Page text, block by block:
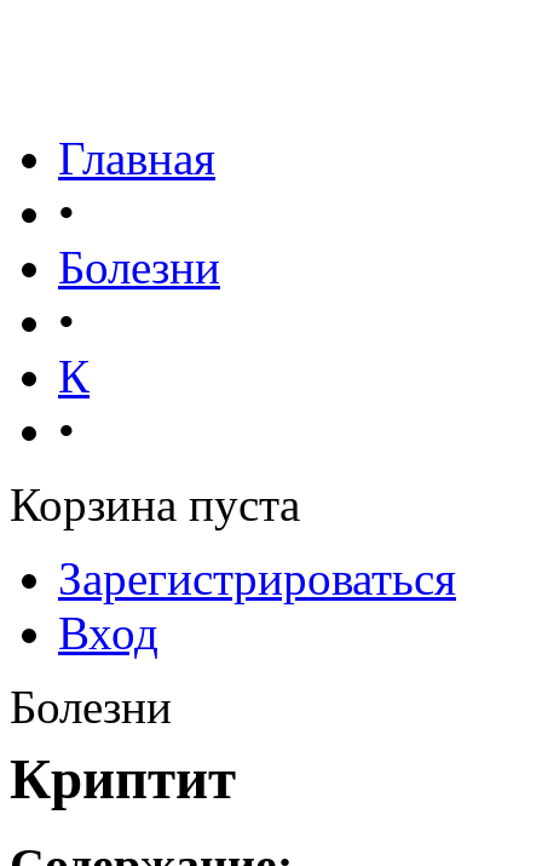
Главная
•
Болезни
•
К
•
Корзина пуста
Зарегистрироваться
Вход
Болезни
Криптит